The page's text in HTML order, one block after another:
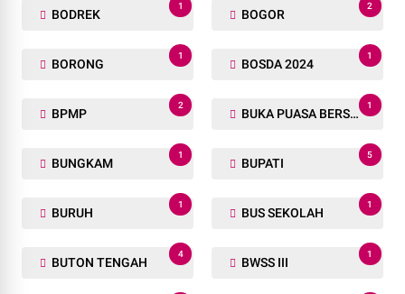
BODREK
1
BOGOR
2
BORONG
1
BOSDA 2024
1
BPMP
2
BUKA PUASA BERSAMA
1
BUNGKAM
1
BUPATI
5
BURUH
1
BUS SEKOLAH
1
BUTON TENGAH
4
BWSS III
1